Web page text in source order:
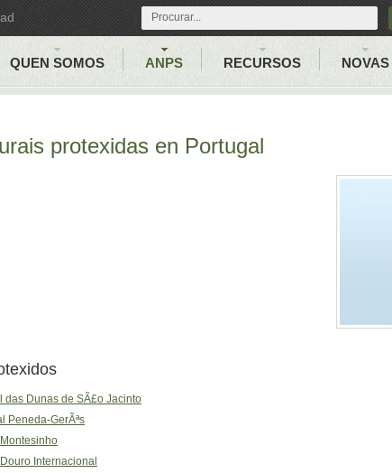
QUEN SOMOS ANPS RECURSOS NOVAS
protexidas en Portugal
das Dunas de SÃ£o Jacinto
Peneda-GerÃªs
Internacional